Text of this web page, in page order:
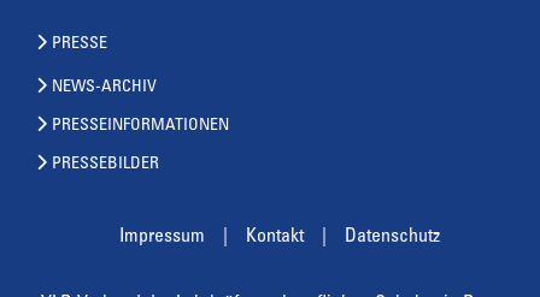
PRESSE
NEWS-ARCHIV
PRESSEINFORMATIONEN
PRESSEBILDER
Impressum Kontakt Datenschutz